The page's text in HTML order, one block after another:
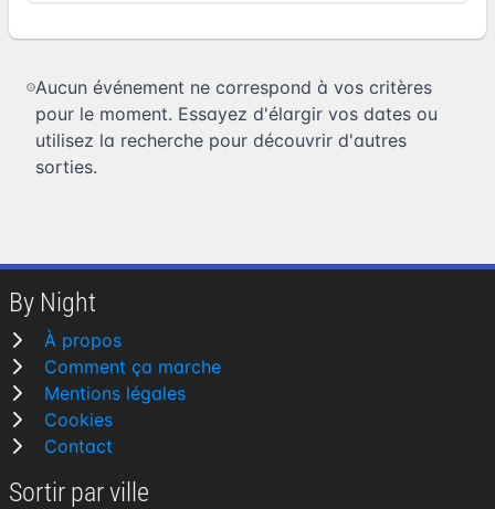
Aucun événement ne correspond à vos critères
pour le moment. Essayez d'élargir vos dates ou
utilisez la recherche pour découvrir d'autres
sorties.
By Night
À propos
Comment ça marche
Mentions légales
Cookies
Contact
Sortir par ville